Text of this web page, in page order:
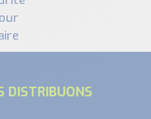
DISTRIBUONS